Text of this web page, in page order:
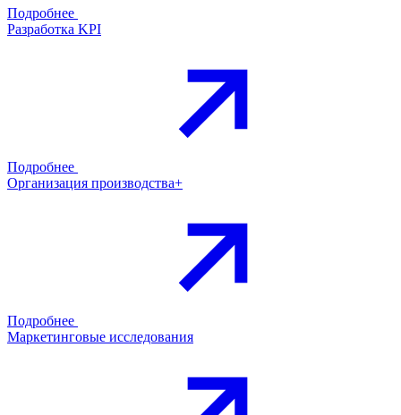
Подробнее
Разработка KPI
Подробнее
Организация производства+
Подробнее
Маркетинговые исследования